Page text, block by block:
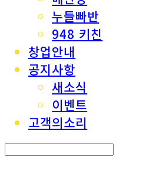
누들빠반
948 키친
창업안내
공지사항
새소식
이벤트
고객의소리